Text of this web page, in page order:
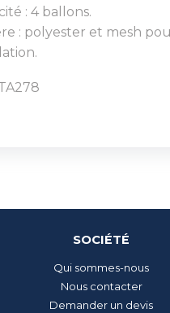
: 4 ballons.
: polyester et mesh
SOCIÉTÉ
Qui sommes-nous
Nous contacter
Demander un devis